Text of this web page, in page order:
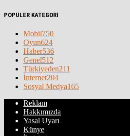
POPÜLER KATEGORİ
Mobil750
Oyun624
Haber536
Genel512
Türkiyeden211
İnternet204
Sosyal Medya165
Reklam
Hakkımızda
Yasal Uyarı
Künye